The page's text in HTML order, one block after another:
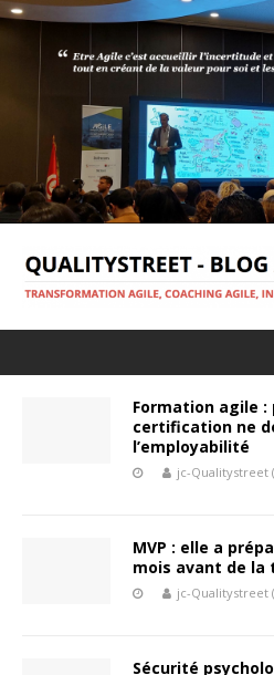
Formation agile :
certification ne
l’employabilité
jc-Qualitystreet
MVP : elle a
mois avant de la
jc-Qualitystreet
Sécurité